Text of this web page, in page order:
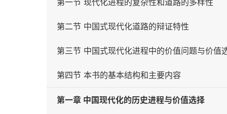
第一节 现代化进程的复杂性和道路的多样性
第二节 中国式现代化道路的辩证特性
第三节 中国式现代化进程中的价值问题与价值
第四节 本书的基本结构和主要内容
第一章 中国现代化的历史进程与价值选择